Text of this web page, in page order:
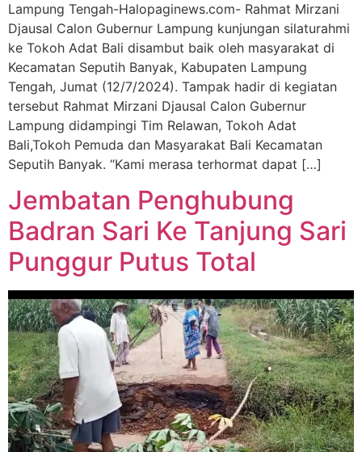
Lampung Tengah-Halopaginews.com- Rahmat Mirzani
Djausal Calon Gubernur Lampung kunjungan silaturahmi
ke Tokoh Adat Bali disambut baik oleh masyarakat di
Kecamatan Seputih Banyak, Kabupaten Lampung
Tengah, Jumat (12/7/2024). Tampak hadir di kegiatan
tersebut Rahmat Mirzani Djausal Calon Gubernur
Lampung didampingi Tim Relawan, Tokoh Adat
Bali,Tokoh Pemuda dan Masyarakat Bali Kecamatan
Seputih Banyak. “Kami merasa terhormat dapat […]
Jembatan Penghubung
Badran Sari Ke Tanjung Sari
Punggur Putus Total